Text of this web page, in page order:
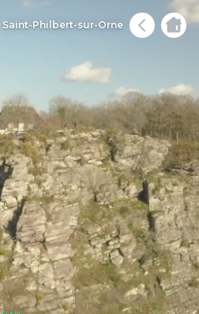
Saint-Philbert-sur-Orne